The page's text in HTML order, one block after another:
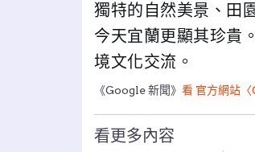
獨特的自然美景、田
今天宜蘭更顯其珍貴
境文化交流。
《Google 新聞》 看 官方網站〈
看更多內容